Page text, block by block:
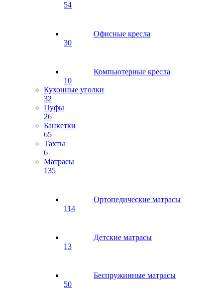
54
Офисные кресла
30
Компьютерные кресла
10
Кухонные уголки
32
Пуфы
26
Банкетки
65
Тахты
6
Матрасы
135
Ортопедические матрасы
114
Детские матрасы
13
Беспружинные матрасы
50